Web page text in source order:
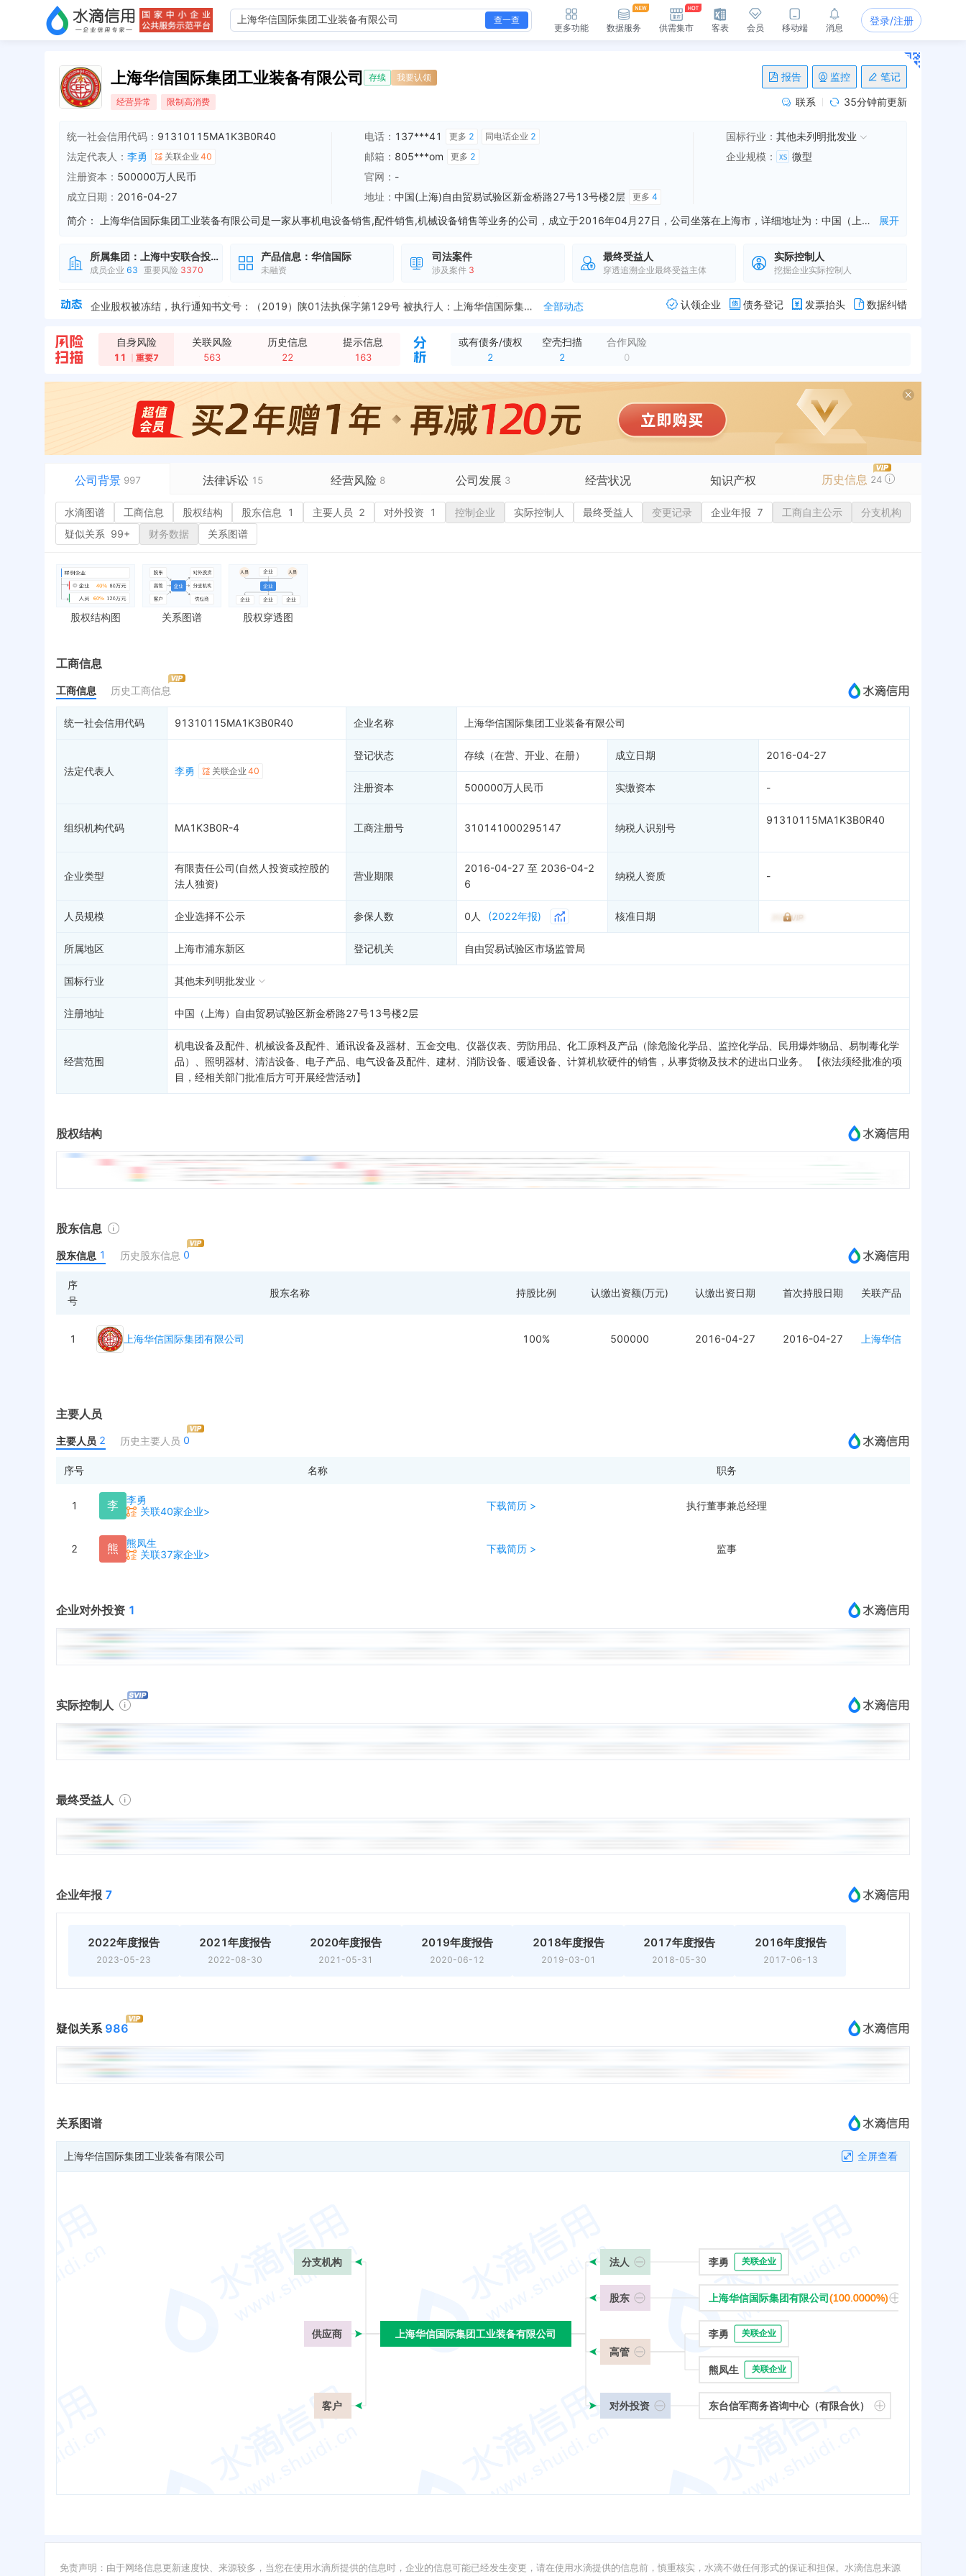
查一查
更多功能 数据服务 供需集市 客表 会员 移动端 消息
登录/注册
上海华信国际集团工业装备有限公司 存续 我要认领 报告 监控 笔记
经营异常 限制高消费 联系 35分钟前更新
统一社会信用代码： 91310115MA1K3B0R40
法定代表人： 李勇 关联企业 40
注册资本： 500000万人民币
成立日期： 2016-04-27
电话： 137***41 更多 2 同电话企业 2
邮箱： 805***om 更多 2
官网： -
地址： 中国(上海)自由贸易试验区新金桥路27号13号楼2层 更多 4
国标行业： 其他未列明批发业
企业规模 ： 微型
简介： 上海华信国际集团工业装备有限公司是一家从事机电设备销售,配件销售,机械设备销售等业务的公司，成立于2016年04月27日，公司坐落在上海市，详细地址为：中国（上海）自由贸易试验区新金桥路27号13号楼2层;经国家企业信用信息公示系统查询得知，上海华信国际集团工业装备有限公司的信用代码/税号为91310115MA1K3B0R40，法人是李勇，注册资本为500000.000000万人民币，企业的经营范围为:机电设备及配件、机械设备及配件、通讯设备及器材、五金交电、仪器仪表、劳防用品、化工原料及产品（除危险化学品、监控化学品、民用爆炸物品、易制毒化学品）、照明器材、清洁设备、电子产品、电气设备及配件、建材、消防设备、暖通设备、计算机软硬件的销售，从事货物及技术的进出口业务。 【依法须经批准的项目，经相关部门批准后方可开展经营活动】 展开
所属集团： 上海中安联合投资基金股份有限公司
成员企业 63 重要风险 3370
产品信息： 华信国际
未融资
司法案件
涉及案件 3
最终受益人
穿透追溯企业最终受益主体
实际控制人
挖掘企业实际控制人
全部动态
全部动态
全部动态
全部动态
企业股权被冻结，执行通知书文号：（2019）陕01法执保字第125号 被执行人：上海华信国际集团有限公司 冻结股权标的企业：上海华信国际集团工业装备有限公...
全部动态
企业股权被冻结，执行通知书文号：（2018）粤法执0305民初字第19415号 被执行人：上海华信国际集团有限公司 冻结股权标的企业：上海华信国际集团工业...
全部动态
新增经营异常，列入原因：未依照《企业信息公示暂行条例》第八条规定的期限公示年度报告 列入机关：中国（上海）自由贸易试验区市场监督管理局 列入日期：2026...
全部动态
认领企业 债务登记 发票抬头 数据纠错
自身风险
11 重要7
关联风险
563
历史信息
22
提示信息
163
或有债务/债权
2
空壳扫描
2
合作风险
0
公司背景 997 法律诉讼 15 经营风险 8 公司发展 3 经营状况 知识产权 历史信息 24
水滴图谱
工商信息
股东信息
主要人员 2
对外投资
控制企业
最终受益人
企业年报
工商自主公示
财务数据
司法案件
立案信息 3
法院公告
裁判文书
送达公告
被执行人
历史
终本案件
询价评估
司法协助
或有债务债权
注销备案
融资历史
招投标
信用评价
进出口信用
债券信息
地块公示
客户
商标信息
成为vip查看
水滴图谱 工商信息 股权结构 股东信息 1 主要人员 2 对外投资 1 控制企业 实际控制人 最终受益人 变更记录 企业年报 7 工商自主公示
分支机构
疑似关系 99+ 财务数据 关系图谱
股权结构图 关系图谱 股权穿透图
工商信息
工商信息 历史工商信息
统一社会信用代码 91310115MA1K3B0R40 企业名称 上海华信国际集团工业装备有限公司
法定代表人 李勇 关联企业 40
登记状态 存续（在营、开业、在册） 成立日期 2016-04-27
注册资本 500000万人民币 实缴资本 -
组织机构代码 MA1K3B0R-4 工商注册号 310141000295147 纳税人识别号
91310115MA1K3B0R40
企业类型
有限责任公司(自然人投资或控股的
法人独资)
营业期限
2016-04-27 至 2036-04-2
6
纳税人资质 -
人员规模 企业选择不公示 参保人数 0人 (2022年报) 核准日期
所属地区 上海市浦东新区 登记机关 自由贸易试验区市场监管局
国标行业 其他未列明批发业
注册地址 中国（上海）自由贸易试验区新金桥路27号13号楼2层
经营范围
机电设备及配件、机械设备及配件、通讯设备及器材、五金交电、仪器仪表、劳防用品、化工原料及产品（除危险化学品、监控化学品、民用爆炸物品、易制毒化学
品）、照明器材、清洁设备、电子产品、电气设备及配件、建材、消防设备、暖通设备、计算机软硬件的销售，从事货物及技术的进出口业务。 【依法须经批准的项
目，经相关部门批准后方可开展经营活动】
股权结构
股东信息
股东信息 1 历史股东信息 0
序
号
股东名称 持股比例 认缴出资额(万元) 认缴出资日期 首次持股日期 关联产品
1 上海华信国际集团有限公司 100% 500000 2016-04-27 2016-04-27 上海华信
主要人员
主要人员 2 历史主要人员 0
序号 名称 职务
1 李
李勇
关联40家企业>
下载简历 > 执行董事兼总经理
2 熊
熊凤生
关联37家企业>
下载简历 > 监事
企业对外投资 1
实际控制人
最终受益人
企业年报 7
2022年度报告
2023-05-23
2021年度报告
2022-08-30
2020年度报告
2021-05-31
2019年度报告
2020-06-12
2018年度报告
2019-03-01
2017年度报告
2018-05-30
2016年度报告
2017-06-13
疑似关系 986
关系图谱
上海华信国际集团工业装备有限公司 全屏查看
上海华信国际集团工业装备有限公司
分支机构
供应商
客户
上海华信国际集团工业装备有限公司
法人
股东
高管
对外投资
李勇 关联企业
上海华信国际集团有限公司(100.0000%)
李勇 关联企业
熊凤生 关联企业
东台信军商务咨询中心（有限合伙）
免责声明：由于网络信息更新速度快、来源较多，当您在使用水滴所提供的信息时，企业的信息可能已经发生变更，请在使用水滴提供的信息前，慎重核实，水滴不做任何形式的保证和担保。水滴信息来源